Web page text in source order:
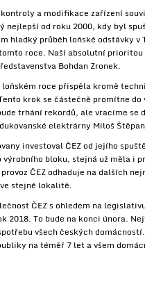
a modifikace zařízení
od roku 2000, kdy byl
hladký průběh loňské odstávky
roce. Naší absolutní
Bohdan Zronek.
loňském roce přispěla kromě
krok se částečně promítne
trhání rekordů, ale vracíme
elektrárny Miloš
investoval ČEZ od jejího
bloku, stejná už měla i
ČEZ odhaduje na dalších
stejné lokalitě.
ČEZ s ohledem na
2018. To bude na konci února.
všech českých
na téměř 7 let a všem